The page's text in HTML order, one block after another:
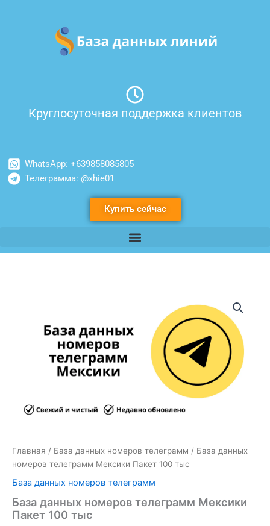
содержимому
Круглосуточная поддержка клиентов
WhatsApp: +639858085805
Телеграмма: @xhie01
Купить сейчас
Главная / База данных номеров телеграмм / База данных
номеров телеграмм Мексики Пакет 100 тыс
База данных номеров телеграмм
База данных номеров телеграмм Мексики
Пакет 100 тыс
телеграмм